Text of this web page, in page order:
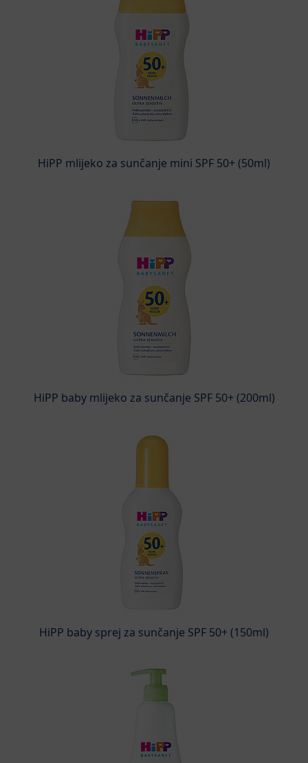
HiPP mlijeko za sunčanje mini SPF 50+ (50ml)
HiPP baby mlijeko za sunčanje SPF 50+ (200ml)
HiPP baby sprej za sunčanje SPF 50+ (150ml)